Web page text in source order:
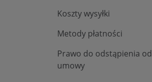
Koszty wysyłki
Metody płatności
Prawo do odstąpienia od
umowy